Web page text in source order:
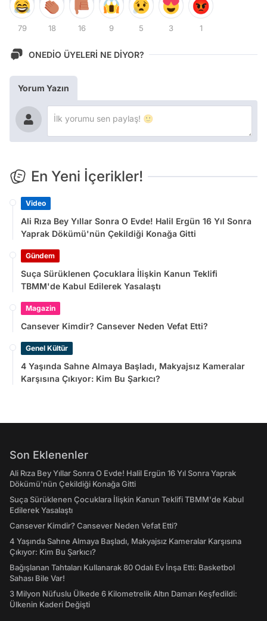
79 18 16 9 5 3 1
ONEDİO ÜYELERİ NE DİYOR?
Yorum Yazın
En Yeni İçerikler!
Video
Ali Rıza Bey Yıllar Sonra O Evde! Halil Ergün 16 Yıl Sonra
Yaprak Dökümü'nün Çekildiği Konağa Gitti
Gündem
Suça Sürüklenen Çocuklara İlişkin Kanun Teklifi
TBMM'de Kabul Edilerek Yasalaştı
Magazin
Cansever Kimdir? Cansever Neden Vefat Etti?
Genel Kültür
4 Yaşında Sahne Almaya Başladı, Makyajsız Kameralar
Karşısına Çıkıyor: Kim Bu Şarkıcı?
Son Eklenenler
Ali Rıza Bey Yıllar Sonra O Evde! Halil Ergün 16 Yıl Sonra Yaprak
Dökümü'nün Çekildiği Konağa Gitti
Suça Sürüklenen Çocuklara İlişkin Kanun Teklifi TBMM'de Kabul
Edilerek Yasalaştı
Cansever Kimdir? Cansever Neden Vefat Etti?
4 Yaşında Sahne Almaya Başladı, Makyajsız Kameralar Karşısına
Çıkıyor: Kim Bu Şarkıcı?
Bağışlanan Tahtaları Kullanarak 80 Odalı Ev İnşa Etti: Basketbol
Sahası Bile Var!
3 Milyon Nüfuslu Ülkede 6 Kilometrelik Altın Damarı Keşfedildi:
Ülkenin Kaderi Değişti